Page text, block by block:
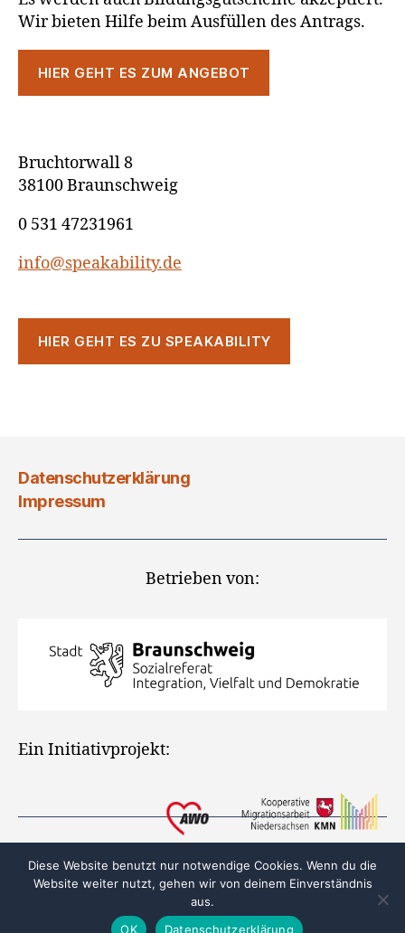
Wir bieten Hilfe beim Ausfüllen des Antrags.
HIER GEHT ES ZUM ANGEBOT
Bruchtorwall 8
38100 Braunschweig
0 531 47231961
info@speakability.de
HIER GEHT ES ZU SPEAKABILITY
Datenschutzerklärung
Impressum
Betrieben von:
Ein Initiativprojekt:
Integration in Braunschweig Nach oben
Diese Website benutzt nur notwendige Cookies. Wenn du die
Website weiter nutzt, gehen wir von deinem Einverständnis
aus.
OK
Datenschutzerklärung